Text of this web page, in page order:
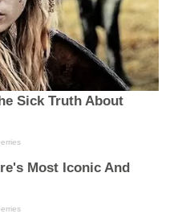
Sick Truth About
Most Iconic And